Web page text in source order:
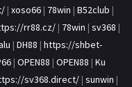
| xoso66 | 78win | B52club |
rr88.cz/ | 78win | sv368 |
| DH88 | https://shbet-
| OPEN88 | OPEN88 | Ku
sv368.direct/ | sunwin |